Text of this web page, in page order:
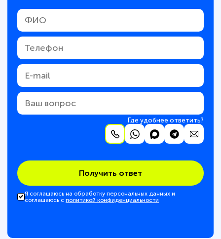
Где удобнее ответить?
Получить ответ
Я соглашаюсь на обработку персональных данных и
соглашаюсь с политикой конфиденциальности